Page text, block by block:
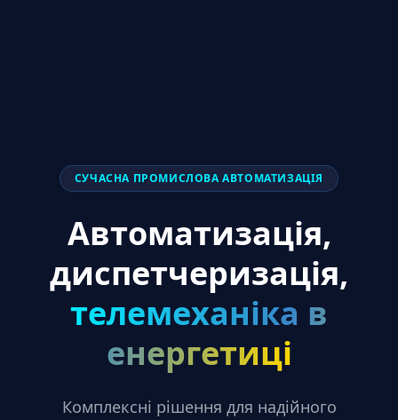
СУЧАСНА ПРОМИСЛОВА АВТОМАТИЗАЦІЯ
Автоматизація,
диспетчеризація,
телемеханіка в
енергетиці
Комплексні рішення для надійного